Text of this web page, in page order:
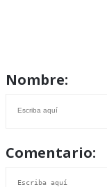
Nombre:
Comentario: